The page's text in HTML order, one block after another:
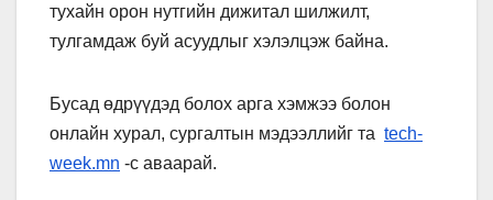
тухайн орон нутгийн дижитал шилжилт,
тулгамдаж буй асуудлыг хэлэлцэж байна.
Бусад өдрүүдэд болох арга хэмжээ болон
онлайн хурал, сургалтын мэдээллийг та tech-
week.mn -с аваарай.